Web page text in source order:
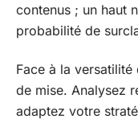
contenus ; un haut
probabilité de
Face à la versatilité
de mise. Analysez
adaptez votre